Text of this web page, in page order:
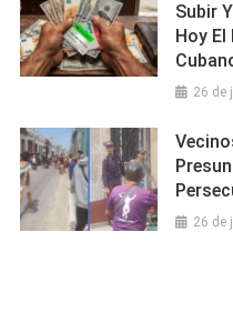
Subir
Hoy
26 de
26 de